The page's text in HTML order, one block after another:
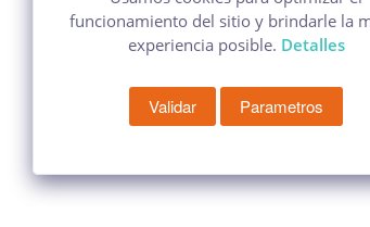
funcionamiento del sitio y brindarle la
experiencia posible. Detalles
Validar Parametros